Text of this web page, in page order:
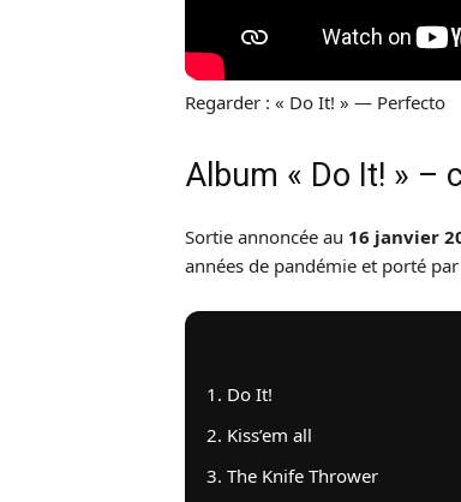
Regarder : « Do It! » — Perfecto
Album « Do It! » –
Sortie annoncée au 16 janvier
années de pandémie et porté
Do It!
Kiss’em all
The Knife Thrower